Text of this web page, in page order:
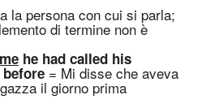
la persona con cui si parla;
di termine non è
me he had called his
= Mi disse che aveva
il giorno prima